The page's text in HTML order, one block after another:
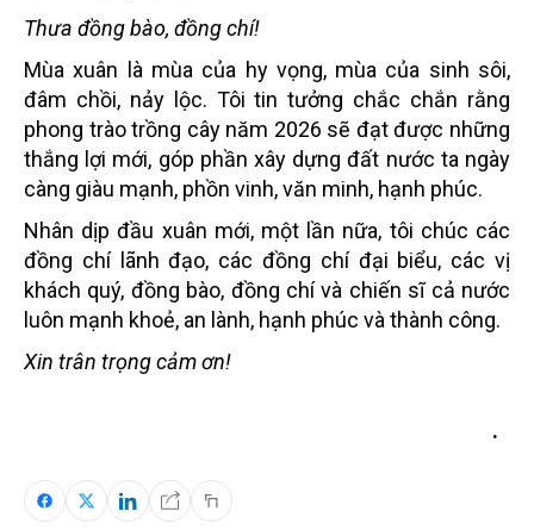
Thưa đồng bào, đồng chí!
Mùa xuân là mùa của hy vọng, mùa của sinh sôi,
đâm chồi, nảy lộc. Tôi tin tưởng chắc chắn rằng
phong trào trồng cây năm 2026 sẽ đạt được những
thắng lợi mới, góp phần xây dựng đất nước ta ngày
càng giàu mạnh, phồn vinh, văn minh, hạnh phúc.
Nhân dịp đầu xuân mới, một lần nữa, tôi chúc các
đồng chí lãnh đạo, các đồng chí đại biểu, các vị
khách quý, đồng bào, đồng chí và chiến sĩ cả nước
luôn mạnh khoẻ, an lành, hạnh phúc và thành công.
Xin trân trọng cảm ơn!
.